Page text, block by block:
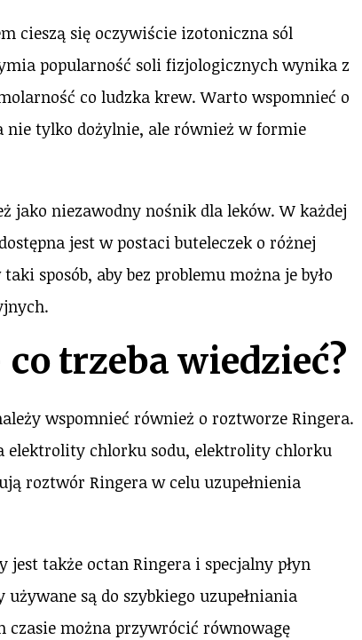
cieszą się oczywiście izotoniczna sól
popularność soli fizjologicznych wynika z
co ludzka krew. Warto wspomnieć o
nie tylko dożylnie, ale również w formie
jako niezawodny nośnik dla leków. W każdej
jest w postaci buteleczek o różnej
sposób, aby bez problemu można je było
trzeba wiedzieć?
wspomnieć również o roztworze Ringera.
elektrolity chlorku sodu, elektrolity chlorku
roztwór Ringera w celu uzupełnienia
także octan Ringera i specjalny płyn
są do szybkiego uzupełniania
można przywrócić równowagę